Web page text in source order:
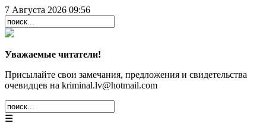
7 Августа 2026 09:56
Уважаемые читатели!
Присылайте свои замечания, предложения и свидетельства
очевидцев на kriminal.lv@hotmail.com
☰